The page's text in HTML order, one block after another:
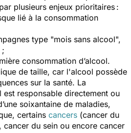
plusieurs enjeux prioritaires :
lié à la consommation
type "mois sans alcool",
;
consommation d’alcool.
de taille, car l'alcool possède
sur la santé. La
est responsable directement ou
soixantaine de maladies,
certains cancers (cancer du
du sein ou encore cancer